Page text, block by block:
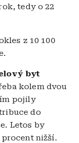
tedy o 22
z 10 100
byt
kolem dvou
pojily
do
Letos by
nižší.